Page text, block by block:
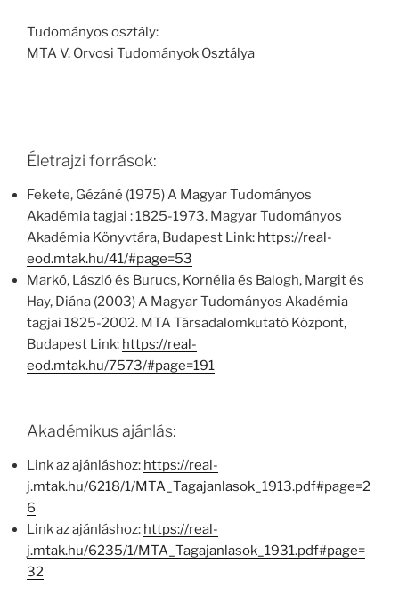
Tudományos osztály:
MTA V. Orvosi Tudományok Osztálya
Életrajzi források:
Fekete, Gézáné (1975) A Magyar Tudományos
Akadémia tagjai : 1825-1973. Magyar Tudományos
Akadémia Könyvtára, Budapest Link: https://real-
eod.mtak.hu/41/#page=53
Markó, László és Burucs, Kornélia és Balogh, Margit és
Hay, Diána (2003) A Magyar Tudományos Akadémia
tagjai 1825-2002. MTA Társadalomkutató Központ,
Budapest Link: https://real-
eod.mtak.hu/7573/#page=191
Akadémikus ajánlás:
Link az ajánláshoz: https://real-
j.mtak.hu/6218/1/MTA_Tagajanlasok_1913.pdf#page=2
6
Link az ajánláshoz: https://real-
j.mtak.hu/6235/1/MTA_Tagajanlasok_1931.pdf#page=
32